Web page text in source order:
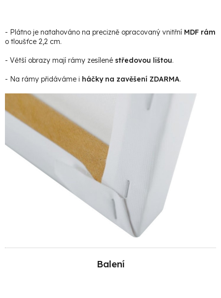
- Plátno je natahováno na precizně opracovaný vnitřní MDF rám
o tloušťce 2,2 cm.
- Větší obrazy mají rámy zesílené středovou lištou.
- Na rámy přidáváme i háčky na zavěšení ZDARMA.
Balení